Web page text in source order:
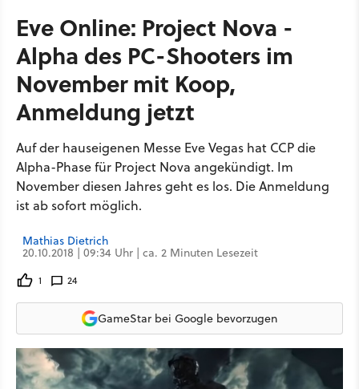
Eve Online: Project Nova -
Alpha des PC-Shooters im
November mit Koop,
Anmeldung jetzt
Auf der hauseigenen Messe Eve Vegas hat CCP die
Alpha-Phase für Project Nova angekündigt. Im
November diesen Jahres geht es los. Die Anmeldung
ist ab sofort möglich.
Mathias Dietrich
20.10.2018 | 09:34 Uhr | ca. 2 Minuten Lesezeit
1 24
GameStar bei Google bevorzugen